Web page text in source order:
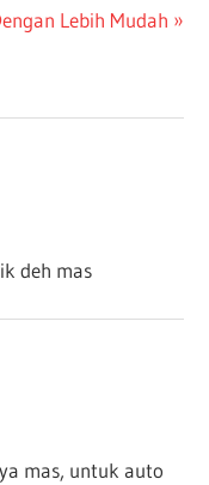
Lebih Mudah
deh mas
mas, untuk auto